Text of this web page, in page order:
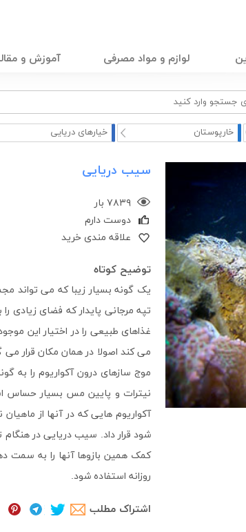
لوازم و مواد مصرفی آموزش و
خارپوستان خیارهای دریایی
سیب دریایی
۷۸۳۹ بار
دوست دارم
علاقه مندی خرید
توضیح کوتاه
یک گونه بسیار زیبا که می تواند
تپه مرجانی پایدار که فضای زیادی
غذاهای طبیعی را در اختیار این
می کند اصولا در همان مکان قرار
موج سازهای درون آکواریوم را به
آکواریوم هایی که در آنها از
شود قرار داد. سیب دریایی در هنگام
کمک همین بازوها آنها را به سمت
روزانه استفاده شود.
اشتراک مطلب